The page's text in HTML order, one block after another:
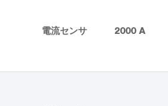
電流センサ 2000 A